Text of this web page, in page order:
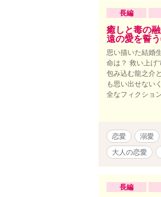
長編
癒しと毒の
遠の愛を誓
思い描いた結婚
命は？ 救い上げ
包み込む龍之
も思い出せな
全なフィクショ
恋愛 溺愛
大人の恋愛
長編